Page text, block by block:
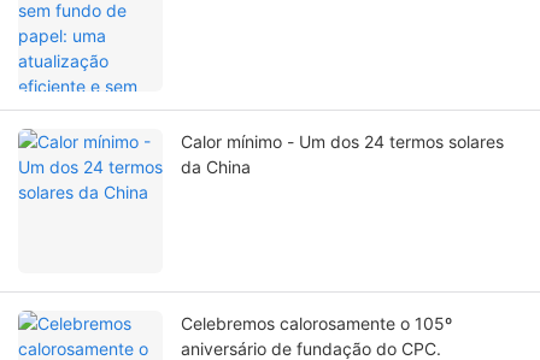
Calor mínimo - Um dos 24 termos solares
da China
Celebremos calorosamente o 105º
aniversário de fundação do CPC.